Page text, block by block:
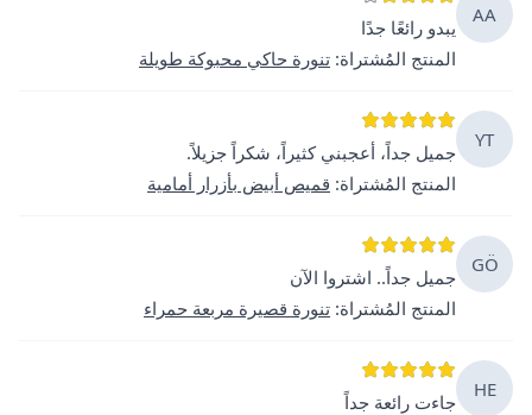
AA
يبدو رائعًا جدًا
المنتج المُشتراة: تنورة حاكي محبوكة طويلة
YT
جميل جداً، أعجبني كثيراً، شكراً جزيلاً.
المنتج المُشتراة: قميص أبيض بأزرار أمامية
GÖ
جميل جداً.. اشتروا الآن
المنتج المُشتراة: تنورة قصيرة مربعة حمراء
HE
جاءت رائعة جداً